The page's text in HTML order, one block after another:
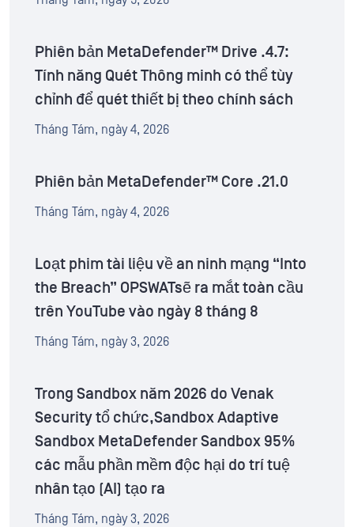
Phiên bản MetaDefender™ Drive .4.7:
Tính năng Quét Thông minh có thể tùy
chỉnh để quét thiết bị theo chính sách
Tháng Tám, ngày 4, 2026
Phiên bản MetaDefender™ Core .21.0
Tháng Tám, ngày 4, 2026
Loạt phim tài liệu về an ninh mạng “Into
the Breach” OPSWATsẽ ra mắt toàn cầu
trên YouTube vào ngày 8 tháng 8
Tháng Tám, ngày 3, 2026
Trong Sandbox năm 2026 do Venak
Security tổ chức,Sandbox Adaptive
Sandbox MetaDefender Sandbox 95%
các mẫu phần mềm độc hại do trí tuệ
nhân tạo (AI) tạo ra
Tháng Tám, ngày 3, 2026